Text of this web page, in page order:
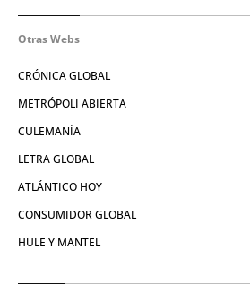
Otras Webs
CRÓNICA GLOBAL
METRÓPOLI ABIERTA
CULEMANÍA
LETRA GLOBAL
ATLÁNTICO HOY
CONSUMIDOR GLOBAL
HULE Y MANTEL